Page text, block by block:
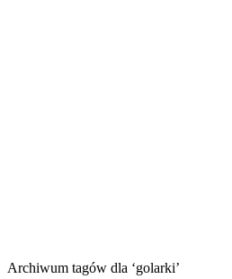
Archiwum tagów dla ‘golarki’